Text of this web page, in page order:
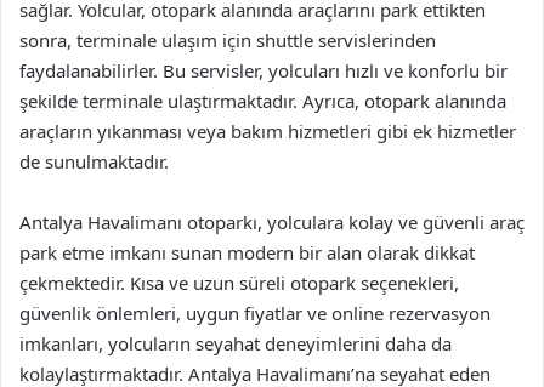
sağlar. Yolcular, otopark alanında araçlarını park ettikten
sonra, terminale ulaşım için shuttle servislerinden
faydalanabilirler. Bu servisler, yolcuları hızlı ve konforlu bir
şekilde terminale ulaştırmaktadır. Ayrıca, otopark alanında
araçların yıkanması veya bakım hizmetleri gibi ek hizmetler
de sunulmaktadır.
Antalya Havalimanı otoparkı, yolculara kolay ve güvenli araç
park etme imkanı sunan modern bir alan olarak dikkat
çekmektedir. Kısa ve uzun süreli otopark seçenekleri,
güvenlik önlemleri, uygun fiyatlar ve online rezervasyon
imkanları, yolcuların seyahat deneyimlerini daha da
kolaylaştırmaktadır. Antalya Havalimanı’na seyahat eden